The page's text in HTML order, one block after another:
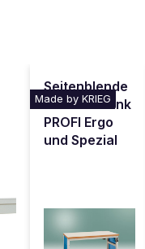
Made by KRIEG
Seitenblende
für Werkbank
PROFI Ergo
und Spezial